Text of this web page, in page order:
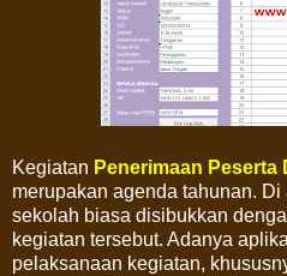
Kegiatan Penerimaan Peserta
merupakan agenda tahunan.
sekolah biasa disibukkan
kegiatan tersebut. Adanya
pelaksanaan kegiatan,